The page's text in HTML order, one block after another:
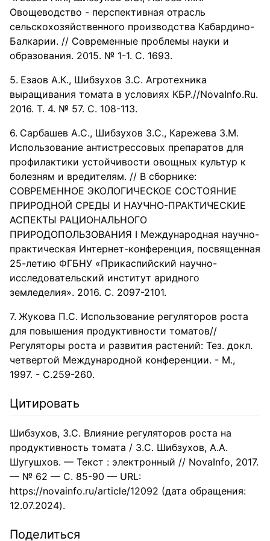
Овощеводство - перспективная отрасль
сельскохозяйственного производства Кабардино-
Балкарии. // Современные проблемы науки и
образования. 2015. № 1-1. С. 1693.
Езаов А.К., Шибзухов З.С. Агротехника
выращивания томата в условиях КБР.//NovaInfo.Ru.
2016. Т. 4. № 57. С. 108-113.
Сарбашев А.С., Шибзухов З.С., Карежева З.М.
Использование антистрессовых препаратов для
профилактики устойчивости овощных культур к
болезням и вредителям. // В сборнике:
СОВРЕМЕННОЕ ЭКОЛОГИЧЕСКОЕ СОСТОЯНИЕ
ПРИРОДНОЙ СРЕДЫ И НАУЧНО-ПРАКТИЧЕСКИЕ
АСПЕКТЫ РАЦИОНАЛЬНОГО
ПРИРОДОПОЛЬЗОВАНИЯ I Международная научно-
практическая Интернет-конференция, посвященная
25-летию ФГБНУ «Прикаспийский научно-
исследовательский институт аридного
земледелия». 2016. С. 2097-2101.
Жукова П.С. Использование регуляторов роста
для повышения продуктивности томатов//
Регуляторы роста и развития растений: Тез. докл.
четвертой Международной конференции. - М.,
1997. - С.259-260.
Цитировать
Шибзухов, З.С. Влияние регуляторов роста на
продуктивность томата / З.С. Шибзухов, А.А.
Шугушхов. — Текст : электронный // NovaInfo, 2017.
— № 62 — С. 85-90 — URL:
https://novainfo.ru/article/12092 (дата обращения:
12.07.2024).
Поделиться